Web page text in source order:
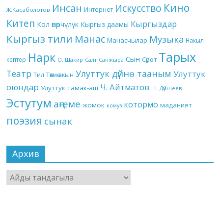
Ж.Касаболотов Инсан Интернет Искусство Кино
Китеп Кол өнөрчүлүк Кыргыз даамы Кыргыздар
Кыргыз тили Манас Манасчылар Музыка Накыл
кептер Нарк О. Шакир Салт Санжыра Сын Сүрөт Тарых
Театр Тил Төкмө акын Улуттук дүйнө тааным Улуттук
оюндар Улуттук тамак-аш Ч. Айтматов Ш. Дүйшеев
Эстутум аңгеме жомок комуз котормо маданият
поэзия сынак
Архив
Архив